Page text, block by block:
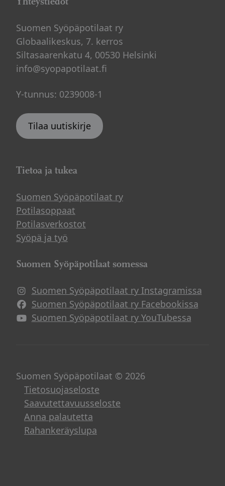
Suomen Syöpäpotilaat ry
Globaalikeskus, 7. kerros
Siltasaarenkatu 4, 00530 Helsinki
info@syopapotilaat.fi
Y-tunnus: 0239008-1
Tilaa uutiskirje
Tietoa ja tukea
Suomen Syöpäpotilaat ry
Potilasoppaat
Potilasverkostot
Syöpä ja työ
Suomen Syöpäpotilaat somessa
Suomen Syöpäpotilaat ry Instagramissa
Suomen Syöpäpotilaat ry Facebookissa
Suomen Syöpäpotilaat ry YouTubessa
Suomen Syöpäpotilaat © 2026
Tietosuojaseloste
Saavutettavuusseloste
Anna palautetta
Rahankeräyslupa